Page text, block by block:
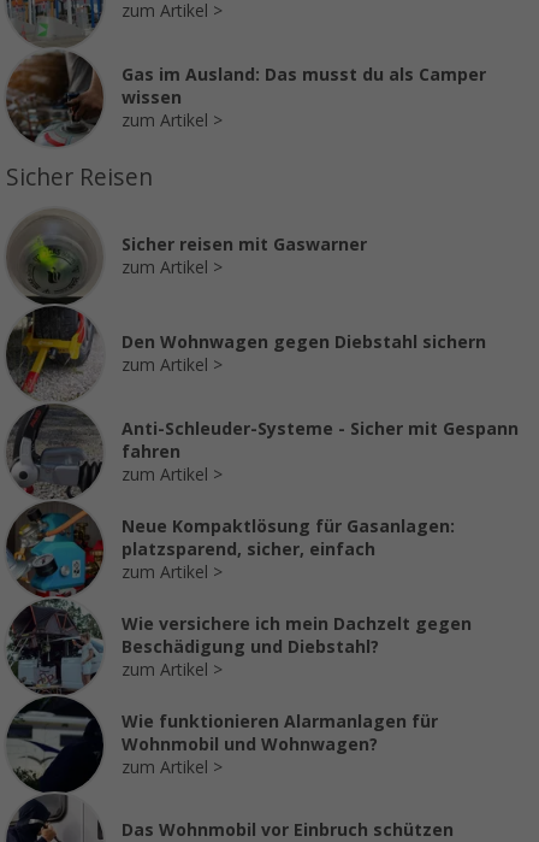
zum Artikel
Gas im Ausland: Das musst du als Camper
wissen
zum Artikel
Sicher Reisen
Sicher reisen mit Gaswarner
zum Artikel
Den Wohnwagen gegen Diebstahl sichern
zum Artikel
Anti-Schleuder-Systeme - Sicher mit Gespann
fahren
zum Artikel
Neue Kompaktlösung für Gasanlagen:
platzsparend, sicher, einfach
zum Artikel
Wie versichere ich mein Dachzelt gegen
Beschädigung und Diebstahl?
zum Artikel
Wie funktionieren Alarmanlagen für
Wohnmobil und Wohnwagen?
zum Artikel
Das Wohnmobil vor Einbruch schützen